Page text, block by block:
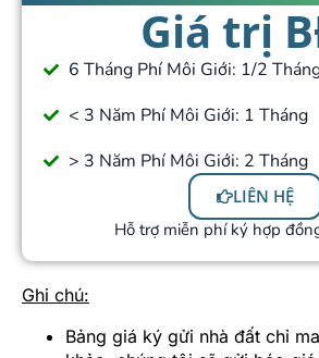
Giá trị
6 Tháng Phí Môi Giới: 1/2
< 3 Năm Phí Môi Giới: 1 Tháng
> 3 Năm Phí Môi Giới: 2 Tháng
LIÊN HỆ
Hỗ trợ miễn phí ký hợp
Ghi chú:
Bảng giá ký gửi nhà đất chỉ